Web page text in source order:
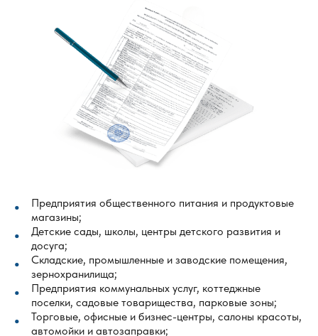
Предприятия общественного питания и продуктовые
магазины;
Детские сады, школы, центры детского развития и
досуга;
Складские, промышленные и заводские помещения,
зернохранилища;
Предприятия коммунальных услуг, коттеджные
поселки, садовые товарищества, парковые зоны;
Торговые, офисные и бизнес-центры, салоны красоты,
автомойки и автозаправки;